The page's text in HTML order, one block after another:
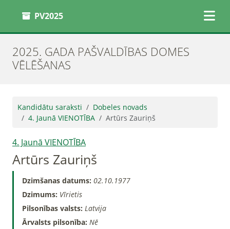
PV2025
2025. GADA PAŠVALDĪBAS DOMES
VĒLĒŠANAS
Kandidātu saraksti
Dobeles novads
4. Jaunā VIENOTĪBA
Artūrs Zauriņš
4. Jaunā VIENOTĪBA
Artūrs Zauriņš
Dzimšanas datums: 02.10.1977
Dzimums: Vīrietis
Pilsonības valsts: Latvija
Ārvalsts pilsonība: Nē